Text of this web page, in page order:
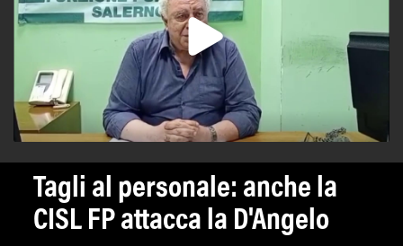
Tagli al personale: anche la
CISL FP attacca la D'Angelo